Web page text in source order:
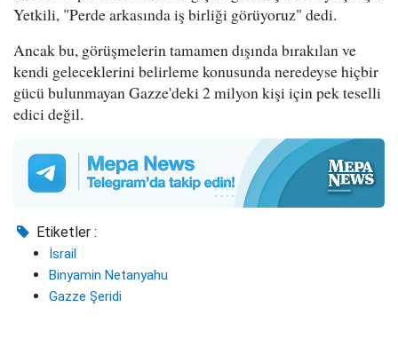
Yetkili, "Perde arkasında iş birliği görüyoruz" dedi.
Ancak bu, görüşmelerin tamamen dışında bırakılan ve
kendi geleceklerini belirleme konusunda neredeyse hiçbir
gücü bulunmayan Gazze'deki 2 milyon kişi için pek teselli
edici değil.
Etiketler :
İsrail
Binyamin Netanyahu
Gazze Şeridi